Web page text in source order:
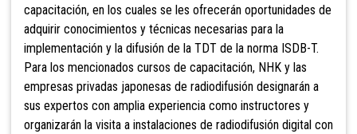
capacitación, en los cuales se les ofrecerán oportunidades de
adquirir conocimientos y técnicas necesarias para la
implementación y la difusión de la TDT de la norma ISDB-T.
Para los mencionados cursos de capacitación, NHK y las
empresas privadas japonesas de radiodifusión designarán a
sus expertos con amplia experiencia como instructores y
organizarán la visita a instalaciones de radiodifusión digital con